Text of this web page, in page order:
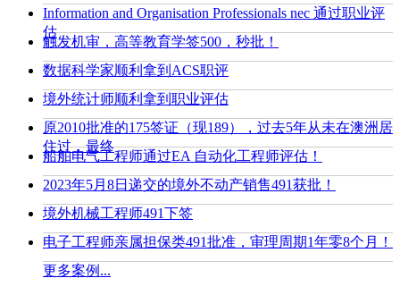
Information and Organisation Professionals nec 通过职业评
估
触发机审，高等教育学签500，秒批！
数据科学家顺利拿到ACS职评
境外统计师顺利拿到职业评估
原2010批准的175签证（现189），过去5年从未在澳洲居
住过，最终
船舶电气工程师通过EA 自动化工程师评估！
2023年5月8日递交的境外不动产销售491获批！
境外机械工程师491下签
电子工程师亲属担保类491批准，审理周期1年零8个月！
更多案例...